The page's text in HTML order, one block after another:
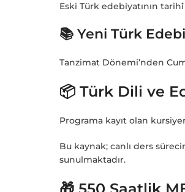
Eski Türk edebiyatının
📚 Yeni Türk
Tanzimat Dönemi’nden
📦 Türk Dili ve
Programa kayıt olan
Bu kaynak; canlı ders
sunulmaktadır.